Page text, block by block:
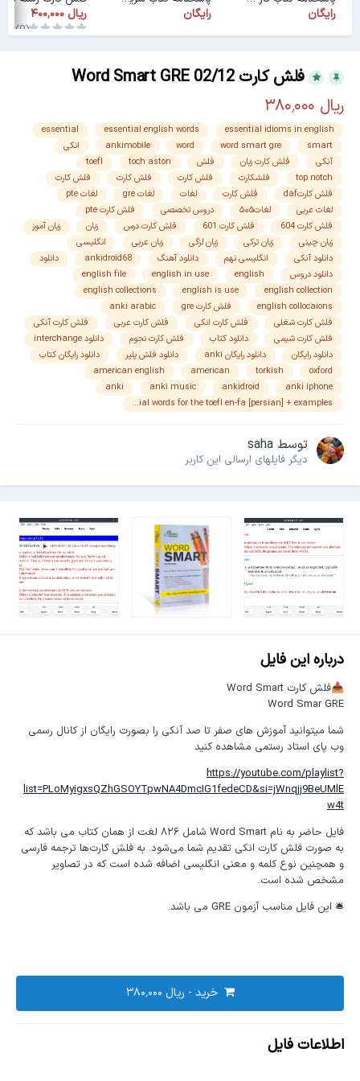
رایگان رایگان
(0)
فلش کارت Word Smart GRE 02/12
essential idioms in english
essential english words
essential
smart
word smart gre
word
ankimobile
انکی
آنکی
فلش کارت زبان فلش toch aston
toefl
top notch
فلشکارت فلش کارت فلش کارت
فلش کارت
فلش کارتdaf
فلش کارت لغات لغات gre
لغات pte
لغات عربی
لغات۵۰۵ دروس تخصصی
فلش کارت pte
فلش کارت 604
فلش کارت 601 فلش کارت درس زبان
زبان آموز
زبان چینی
زبان ترکی زبان لزگی زبان عربی
انگلیسی
دانلود آنکی
انگلیسی نهم دانلود آهنگ ankidroid68
دانلود
دانلود دروس
english
english in use
english file
english collection
english is use
english collections
english collocaions
فلش کارت gre
anki arabic
فلش کارت شغلی
فلش کارت انکی فلش کارت عربی
فلش کارت آنکی
فلش کارت شیمی
دانلود کتاب فلش کارت نجوم
دانلود interchange
دانلود رایگان
دانلود رایگان anki دانلود فلش پلیر
دانلود رایگان کتاب
oxford
torkish
american
american english
anki iphone
ankidroid
anki music
anki
essential words for the toefl en-fa [persian] + examples
توسط saha
دیگر فایل‎های ارسالی این کاربر
درباره این فایل
📥فلش کارت Word Smart
Word Smar GRE
شما میتوانید آموزش های صفر تا صد آنکی را بصورت رایگان از کانال رسمی
وب پای استاد رستمی مشاهده کنید
https://youtube.com/playlist?
list=PLoMyigxsQZhGSOYTpwNA4DmcIG1fedeCD&si=jWnqjj9BeUMlE
w4t
فایل حاضر به نام Word Smart شامل ۸۲۶ لغت از همان کتاب می باشد که
به صورت فلش کارت انکی تقدیم شما می‌شود. به فلش کارت‌ها ترجمه فارسی
و همچنین نوع کلمه و معنی انگلیسی اضافه شده است که در تصاویر
مشخص شده است.
🛎 این فایل مناسب آزمون GRE می باشد.
خرید - ‎ریال ۳۸۰٬۰۰۰
اطلاعات فایل